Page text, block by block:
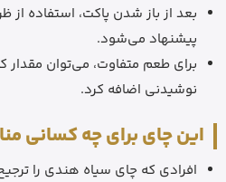
بعد از باز شدن پاکت، استفاده
پیشنهاد می‌شود.
برای طعم متفاوت، می‌توان مقدار
نوشیدنی اضافه کرد.
این چای برای چه کسانی
افرادی که چای سیاه هندی را